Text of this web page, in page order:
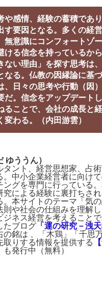
や感情、経験の蓄積であ
す要因となる。多くの経
無意識にコンフォートゾ
ける信念を持っているか
ない理由」を探す思考は
なる。仏教の因縁論に基
、日々の思考や行動（因
だ。信念をアップデート
ることで、会社の成長と
変わる。（内田游雲）
ゆううん）
タント、経営思想家、占
。中小企業経営者に向け
ングを専門に行っている
究による経験に裏打ちさ
。本サイトのテーマ「気
則や社会の仕組みを理解
ジネス経営を考えること
たブログ 「運の研究－洩天
の銘は 、「木鶏」「千思
取りする情報を提供する
も発行中（無料）